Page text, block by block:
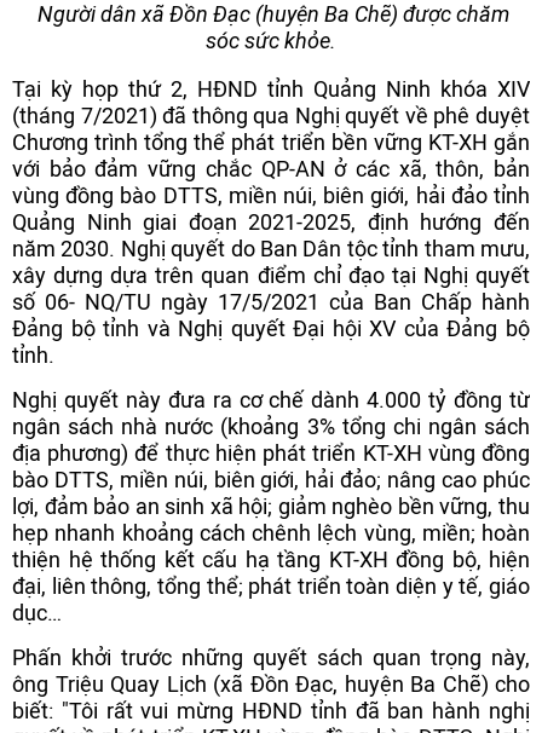
Người dân xã Đồn Đạc (huyện Ba Chẽ) được chăm
sóc sức khỏe.
Tại kỳ họp thứ 2, HĐND tỉnh Quảng Ninh khóa XIV
(tháng 7/2021) đã thông qua Nghị quyết về phê duyệt
Chương trình tổng thể phát triển bền vững KT-XH gắn
với bảo đảm vững chắc QP-AN ở các xã, thôn, bản
vùng đồng bào DTTS, miền núi, biên giới, hải đảo tỉnh
Quảng Ninh giai đoạn 2021-2025, định hướng đến
năm 2030. Nghị quyết do Ban Dân tộc tỉnh tham mưu,
xây dựng dựa trên quan điểm chỉ đạo tại Nghị quyết
số 06- NQ/TU ngày 17/5/2021 của Ban Chấp hành
Đảng bộ tỉnh và Nghị quyết Đại hội XV của Đảng bộ
tỉnh.
Nghị quyết này đưa ra cơ chế dành 4.000 tỷ đồng từ
ngân sách nhà nước (khoảng 3% tổng chi ngân sách
địa phương) để thực hiện phát triển KT-XH vùng đồng
bào DTTS, miền núi, biên giới, hải đảo; nâng cao phúc
lợi, đảm bảo an sinh xã hội; giảm nghèo bền vững, thu
hẹp nhanh khoảng cách chênh lệch vùng, miền; hoàn
thiện hệ thống kết cấu hạ tầng KT-XH đồng bộ, hiện
đại, liên thông, tổng thể; phát triển toàn diện y tế, giáo
dục…
Phấn khởi trước những quyết sách quan trọng này,
ông Triệu Quay Lịch (xã Đồn Đạc, huyện Ba Chẽ) cho
biết: "Tôi rất vui mừng HĐND tỉnh đã ban hành nghị